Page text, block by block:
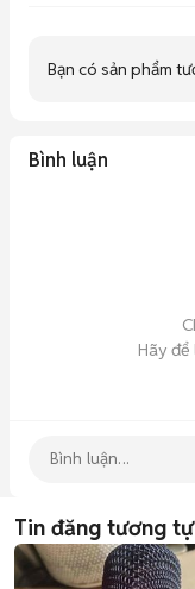
Bạn có sản phẩm
Bình luận
Hãy
Tin đăng tương tự